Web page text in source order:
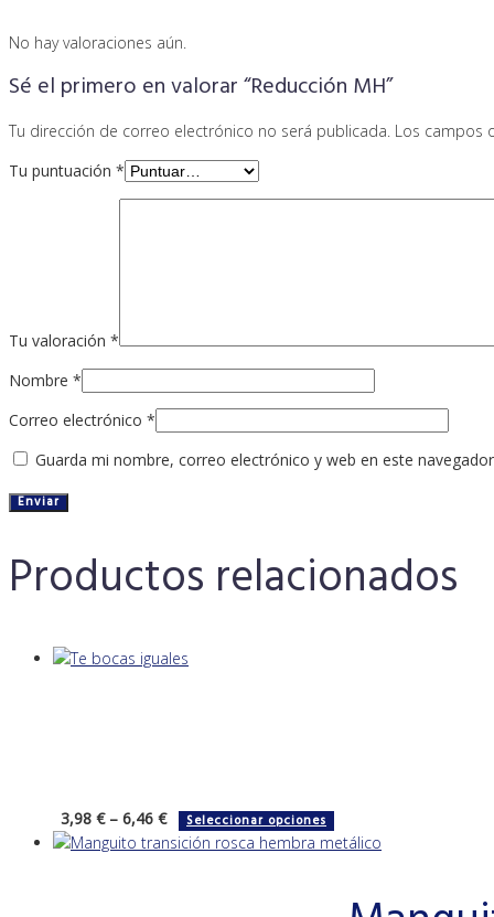
No hay valoraciones aún.
Sé el primero en valorar “Reducción MH”
Tu dirección de correo electrónico no será publicada. Los campos
Tu puntuación *
Tu valoración *
Nombre *
Correo electrónico *
Guarda mi nombre, correo electrónico y web en este
Productos relacionados
3,98 €– 6,46 € Seleccionar opciones Este
producto